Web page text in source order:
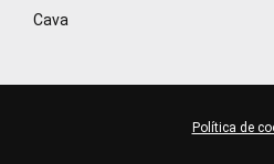
Cava
Política de